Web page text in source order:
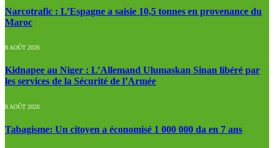
Narcotrafic : L’Espagne a saisie 10,5 tonnes en provenance du
Maroc
8 AOÛT 2026
Kidnapee au Niger : L’Allemand Ulumaskan Sinan libéré par
les services de la Sécurité de l’Armée
8 AOÛT 2026
Tabagisme: Un citoyen a économisé 1 000 000 da en 7 ans